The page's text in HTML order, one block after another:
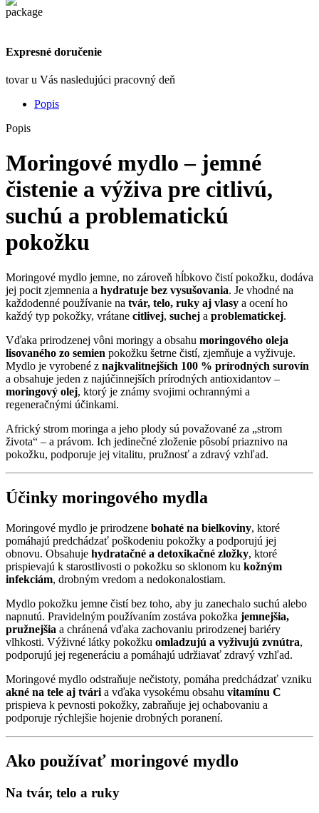
Expresné doručenie
tovar u Vás nasledujúci pracovný deň
Popis
Popis
Moringové mydlo – jemné
čistenie a výživa pre citlivú,
suchú a problematickú
pokožku
Moringové mydlo jemne, no zároveň hĺbkovo čistí pokožku, dodáva
jej pocit zjemnenia a hydratuje bez vysušovania. Je vhodné na
každodenné používanie na tvár, telo, ruky aj vlasy a ocení ho
každý typ pokožky, vrátane citlivej, suchej a problematickej.
Vďaka prirodzenej vôni moringy a obsahu moringového oleja
lisovaného zo semien pokožku šetrne čistí, zjemňuje a vyživuje.
Mydlo je vyrobené z najkvalitnejších 100 % prírodných surovín
a obsahuje jeden z najúčinnejších prírodných antioxidantov –
moringový olej, ktorý je známy svojimi ochrannými a
regeneračnými účinkami.
Africký strom moringa a jeho plody sú považované za „strom
života“ – a právom. Ich jedinečné zloženie pôsobí priaznivo na
pokožku, podporuje jej vitalitu, pružnosť a zdravý vzhľad.
Účinky moringového mydla
Moringové mydlo je prirodzene bohaté na bielkoviny, ktoré
pomáhajú predchádzať poškodeniu pokožky a podporujú jej
obnovu. Obsahuje hydratačné a detoxikačné zložky, ktoré
prispievajú k starostlivosti o pokožku so sklonom ku kožným
infekciám, drobným vredom a nedokonalostiam.
Mydlo pokožku jemne čistí bez toho, aby ju zanechalo suchú alebo
napnutú. Pravidelným používaním zostáva pokožka jemnejšia,
pružnejšia a chránená vďaka zachovaniu prirodzenej bariéry
vlhkosti. Výživné látky pokožku omladzujú a vyživujú zvnútra,
podporujú jej regeneráciu a pomáhajú udržiavať zdravý vzhľad.
Moringové mydlo odstraňuje nečistoty, pomáha predchádzať vzniku
akné na tele aj tvári a vďaka vysokému obsahu vitamínu C
prispieva k pevnosti pokožky, zabraňuje jej ochabovaniu a
podporuje rýchlejšie hojenie drobných poranení.
Ako používať moringové mydlo
Na tvár, telo a ruky